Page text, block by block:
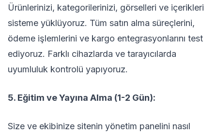
Ürünlerinizi, kategorilerinizi, görselleri ve içerikleri
sisteme yüklüyoruz. Tüm satın alma süreçlerini,
ödeme işlemlerini ve kargo entegrasyonlarını test
ediyoruz. Farklı cihazlarda ve tarayıcılarda
uyumluluk kontrolü yapıyoruz.
5. Eğitim ve Yayına Alma (1-2 Gün):
Size ve ekibinize sitenin yönetim panelini nasıl